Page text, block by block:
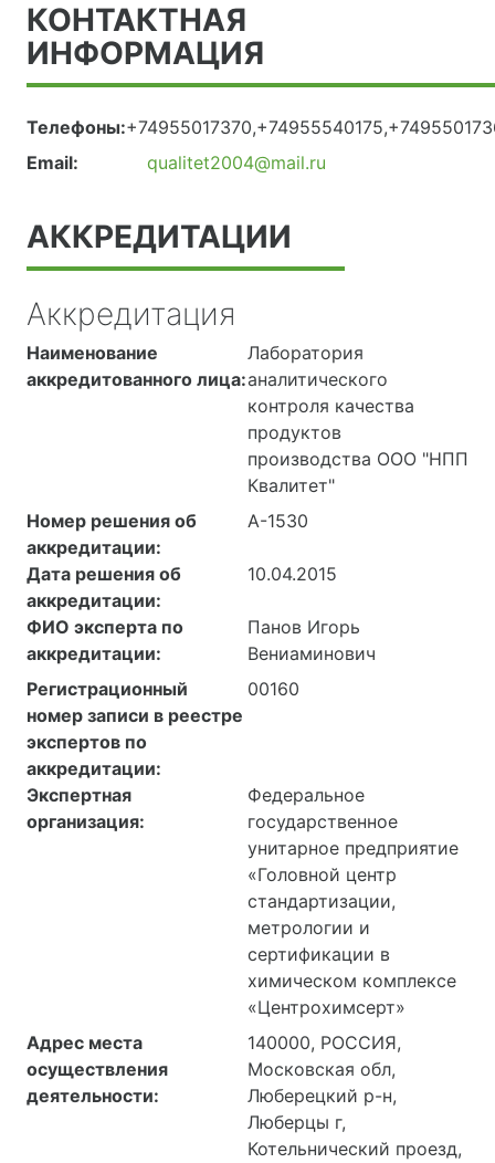
КОНТАКТНАЯ
ИНФОРМАЦИЯ
Телефоны:
Email:
qualitet2004@mail.ru
АККРЕДИТАЦИИ
Аккредитация
Наименование
аккредитованного лица:
Лаборатория
аналитического
контроля качества
продуктов
производства ООО "НПП
Квалитет"
Номер решения об
аккредитации:
А-1530
Дата решения об
аккредитации:
10.04.2015
ФИО эксперта по
аккредитации:
Панов Игорь
Вениаминович
Регистрационный
номер записи в реестре
экспертов по
аккредитации:
00160
Экспертная
организация:
Федеральное
государственное
унитарное предприятие
«Головной центр
стандартизации,
метрологии и
сертификации в
химическом комплексе
«Центрохимсерт»
Адрес места
осуществления
деятельности:
140000, РОССИЯ,
Московская обл,
Люберецкий р-н,
Люберцы г,
Котельнический проезд,